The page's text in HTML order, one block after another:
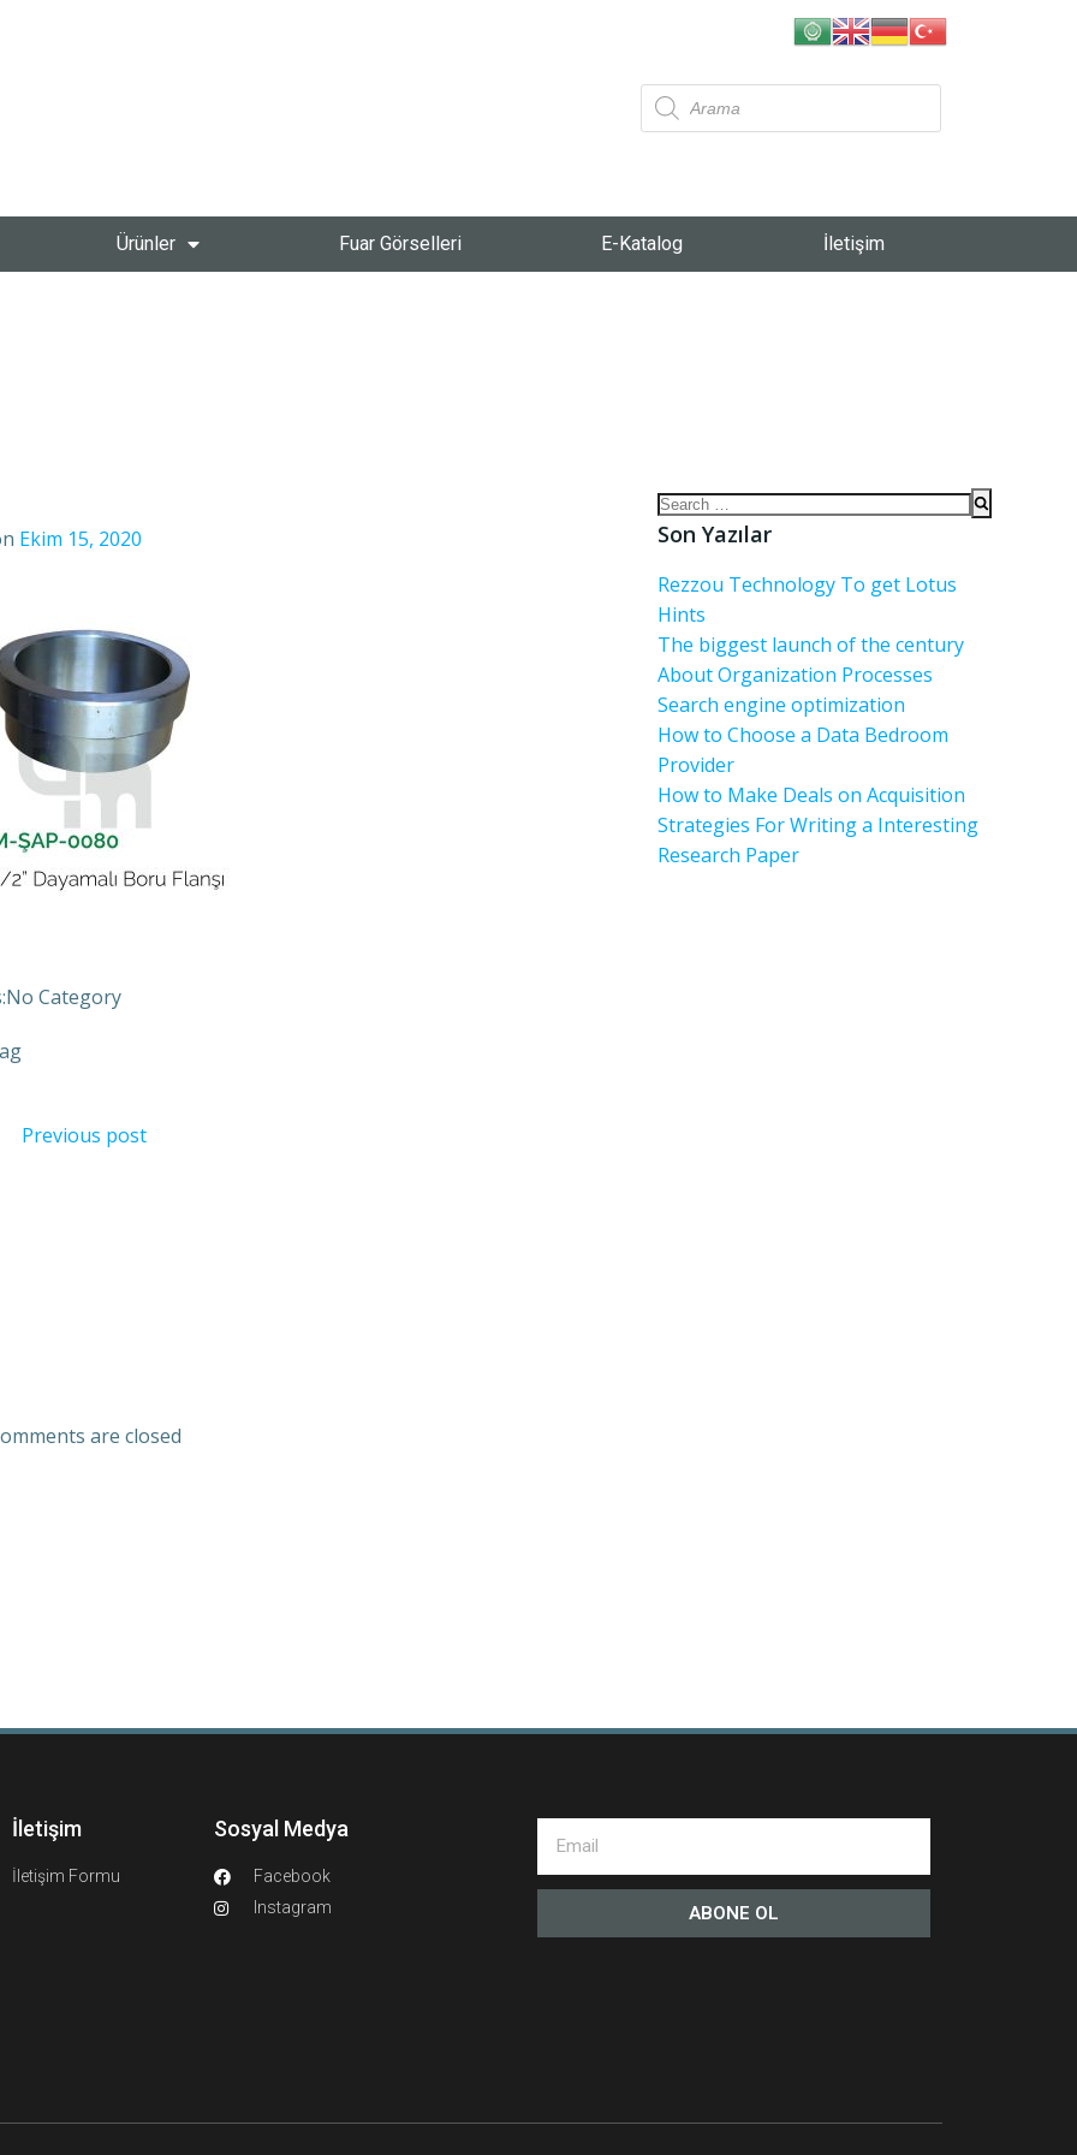
Ürünler Fuar Görselleri E-Katalog İletişim
Ekim 15, 2020
No Category
Previous post
are closed
Son Yazılar
Rezzou Technology To get Lotus
Hints
The biggest launch of the century
About Organization Processes
Search engine optimization
How to Choose a Data Bedroom
Provider
How to Make Deals on Acquisition
Strategies For Writing a Interesting
Research Paper
İletişim
İletişim Formu
Sosyal Medya
Facebook
Instagram
ABONE OL